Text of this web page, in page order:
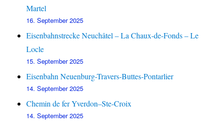
Martel
16. September 2025
Eisenbahnstrecke Neuchâtel – La Chaux-de-Fonds – Le
Locle
15. September 2025
Eisenbahn Neuenburg-Travers-Buttes-Pontarlier
14. September 2025
Chemin de fer Yverdon–Ste-Croix
14. September 2025